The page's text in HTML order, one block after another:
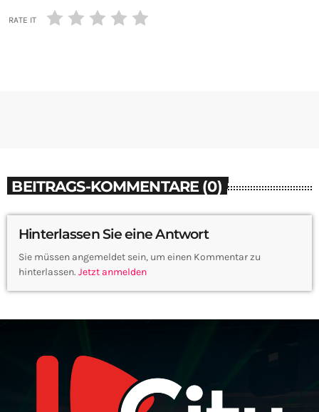
RATE IT
BEITRAGS-KOMMENTARE (0)
Hinterlassen Sie eine Antwort
Sie müssen angemeldet sein, um einen Kommentar zu
hinterlassen. Jetzt anmelden